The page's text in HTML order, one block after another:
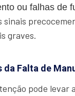
ou falhas de
graves.
da Falta de
pode levar